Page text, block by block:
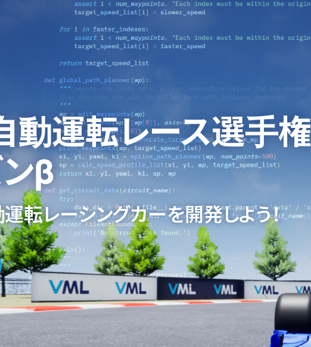
動運転レース選手権
β
転レーシングカーを開発しよう！